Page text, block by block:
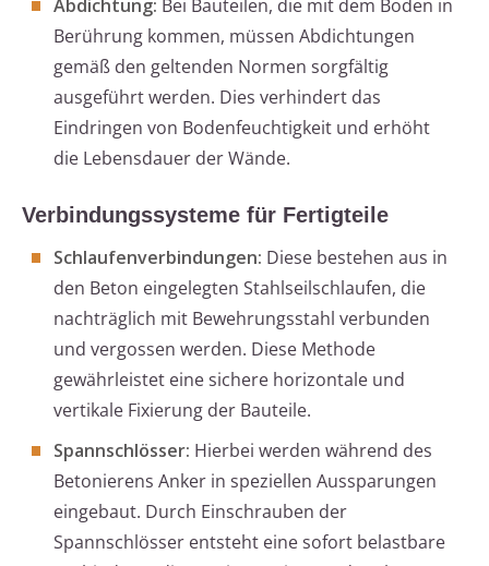
Abdichtung: Bei Bauteilen, die mit dem Boden in
Berührung kommen, müssen Abdichtungen
gemäß den geltenden Normen sorgfältig
ausgeführt werden. Dies verhindert das
Eindringen von Bodenfeuchtigkeit und erhöht
die Lebensdauer der Wände.
Verbindungssysteme für Fertigteile
Schlaufenverbindungen: Diese bestehen aus in
den Beton eingelegten Stahlseilschlaufen, die
nachträglich mit Bewehrungsstahl verbunden
und vergossen werden. Diese Methode
gewährleistet eine sichere horizontale und
vertikale Fixierung der Bauteile.
Spannschlösser: Hierbei werden während des
Betonierens Anker in speziellen Aussparungen
eingebaut. Durch Einschrauben der
Spannschlösser entsteht eine sofort belastbare